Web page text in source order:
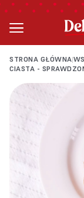
STRONA GŁÓWNA|
CIASTA -